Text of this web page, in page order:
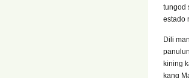
tungod
estado
Dili
kining
kang